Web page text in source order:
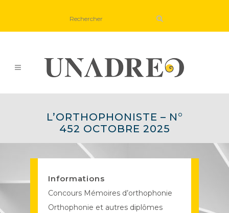
L’ORTHOPHONISTE – N°
452 OCTOBRE 2025
Informations
Concours Mémoires d’orthophonie
Orthophonie et autres diplômes